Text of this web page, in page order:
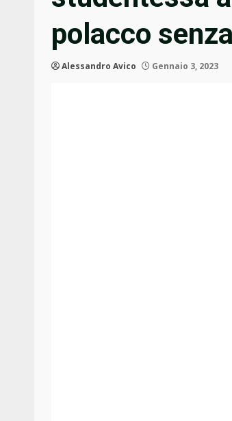
polacco
Alessandro Avico Gennaio 3, 2023